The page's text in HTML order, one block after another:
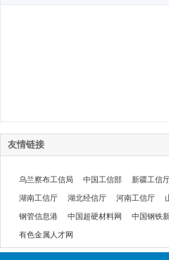
友情链接
乌兰察布工信局 中国工信部 新疆工信
湖南工信厅 湖北经信厅 河南工信厅
钢管信息港 中国超硬材料网 中国钢铁
有色金属人才网